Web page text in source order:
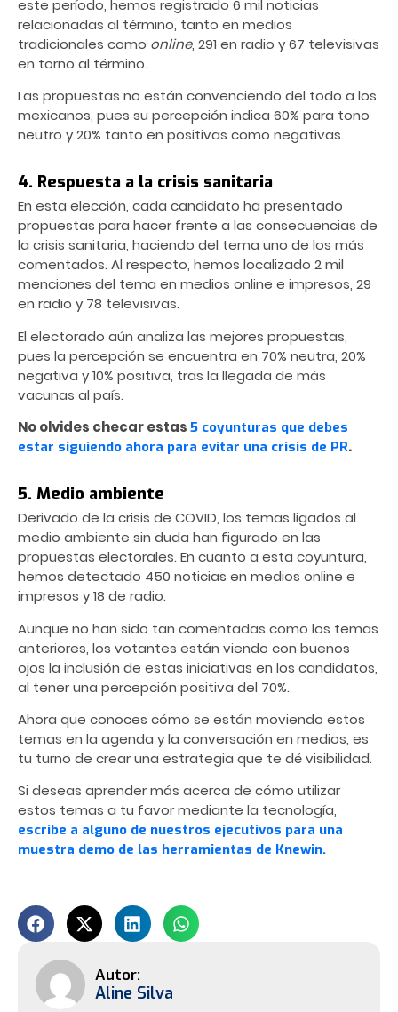
este período, hemos registrado 6 mil noticias
relacionadas al término, tanto en medios
tradicionales como online, 291 en radio y 67 televisivas
en torno al término.
Las propuestas no están convenciendo del todo a los
mexicanos, pues su percepción indica 60% para tono
neutro y 20% tanto en positivas como negativas.
4. Respuesta a la crisis sanitaria
En esta elección, cada candidato ha presentado
propuestas para hacer frente a las consecuencias de
la crisis sanitaria, haciendo del tema uno de los más
comentados. Al respecto, hemos localizado 2 mil
menciones del tema en medios online e impresos, 29
en radio y 78 televisivas.
El electorado aún analiza las mejores propuestas,
pues la percepción se encuentra en 70% neutra, 20%
negativa y 10% positiva, tras la llegada de más
vacunas al país.
No olvides checar estas 5 coyunturas que debes
estar siguiendo ahora para evitar una crisis de PR.
5. Medio ambiente
Derivado de la crisis de COVID, los temas ligados al
medio ambiente sin duda han figurado en las
propuestas electorales. En cuanto a esta coyuntura,
hemos detectado 450 noticias en medios online e
impresos y 18 de radio.
Aunque no han sido tan comentadas como los temas
anteriores, los votantes están viendo con buenos
ojos la inclusión de estas iniciativas en los candidatos,
al tener una percepción positiva del 70%.
Ahora que conoces cómo se están moviendo estos
temas en la agenda y la conversación en medios, es
tu turno de crear una estrategia que te dé visibilidad.
Si deseas aprender más acerca de cómo utilizar
estos temas a tu favor mediante la tecnología,
escribe a alguno de nuestros ejecutivos para una
muestra demo de las herramientas de Knewin.
Aline Silva